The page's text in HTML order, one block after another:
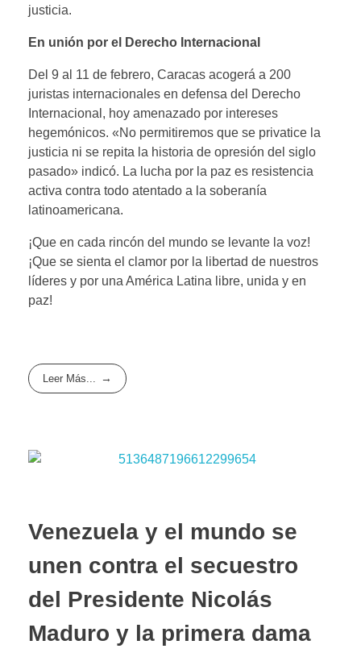
justicia.
En unión por el Derecho Internacional
Del 9 al 11 de febrero, Caracas acogerá a 200
juristas internacionales en defensa del Derecho
Internacional, hoy amenazado por intereses
hegemónicos. «No permitiremos que se privatice la
justicia ni se repita la historia de opresión del siglo
pasado» indicó. La lucha por la paz es resistencia
activa contra todo atentado a la soberanía
latinoamericana.
¡Que en cada rincón del mundo se levante la voz!
¡Que se sienta el clamor por la libertad de nuestros
líderes y por una América Latina libre, unida y en
paz!
Leer Más...
Venezuela y el mundo se
unen contra el secuestro
del Presidente Nicolás
Maduro y la primera dama